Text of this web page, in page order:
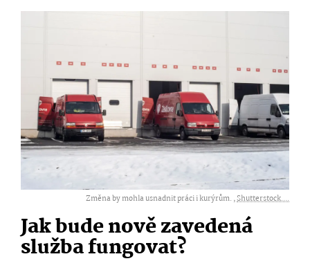
Změna by mohla usnadnit práci i kurýrům. ,Shutterstock....
Jak bude nově zavedená
služba fungovat?